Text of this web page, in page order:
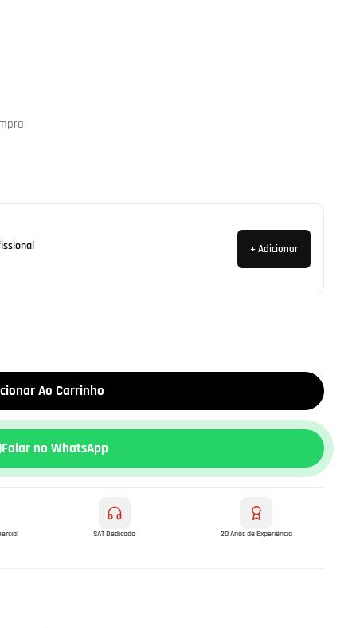
+ Adicionar
Ao Carrinho
Falar no WhatsApp
SAT Dedicado 20 Anos de Experiência